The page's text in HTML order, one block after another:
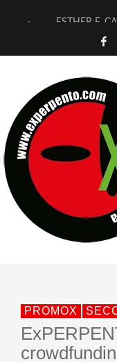
ESTHER F.
[TERRA
TIMBRE 4, LA
30 AÑOS (NO
MARSHALL
JOFRE
PROMOX